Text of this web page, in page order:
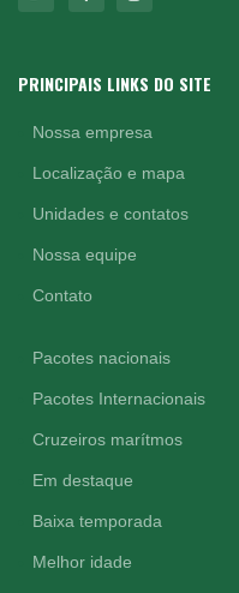
PRINCIPAIS LINKS DO SITE
Nossa empresa
Localização e mapa
Unidades e contatos
Nossa equipe
Contato
Pacotes nacionais
Pacotes Internacionais
Cruzeiros marítmos
Em destaque
Baixa temporada
Melhor idade